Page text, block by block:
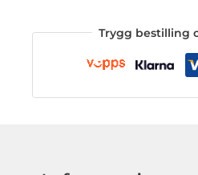
Trygg bestilling